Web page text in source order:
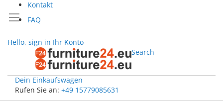
Kontakt
FAQ
Hello, sign in Ihr Konto
Search
Dein Einkaufswagen
Rufen Sie an: +49 15779085631
Zum